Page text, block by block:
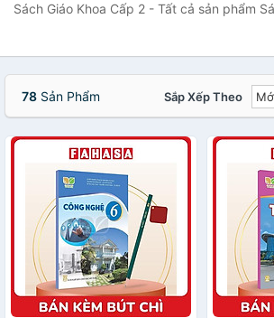
Sách Giáo Khoa Cấp 2 - Tất cả sản phẩm
78 Sản Phẩm Sắp Xếp Theo